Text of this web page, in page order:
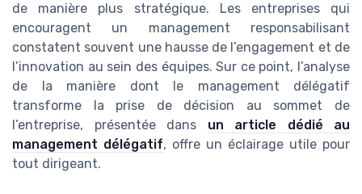
de manière plus stratégique. Les entreprises qui
encouragent un management responsabilisant
constatent souvent une hausse de l’engagement et de
l’innovation au sein des équipes. Sur ce point, l’analyse
de la manière dont le management délégatif
transforme la prise de décision au sommet de
l’entreprise, présentée dans un article dédié au
management délégatif, offre un éclairage utile pour
tout dirigeant.